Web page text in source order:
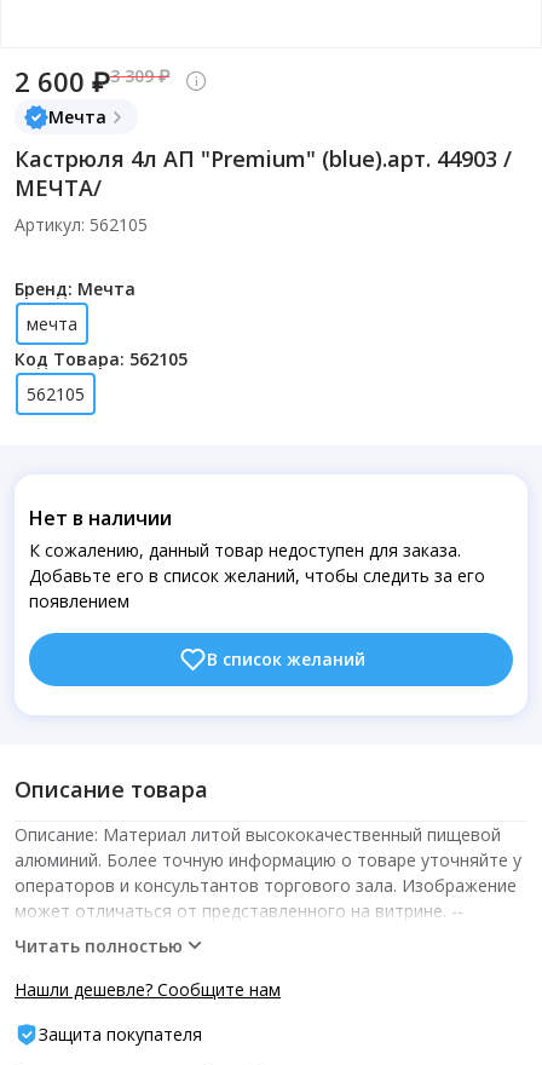
2 600 ₽3 309 ₽
Мечта
Кастрюля 4л АП "Premium" (blue).арт. 44903 /
МЕЧТА/
Артикул: 562105
Бренд: Мечта
мечта
Код Товара: 562105
562105
Нет в наличии
К сожалению, данный товар недоступен для заказа.
Добавьте его в список желаний, чтобы следить за его
появлением
В список желаний
Описание товара
Описание: Материал литой высококачественный пищевой
алюминий. Более точную информацию о товаре уточняйте у
операторов и консультантов торгового зала. Изображение
может отличаться от представленного на витрине.­ --
Характеристики -- ед.изм.: шт шт/уп: 1
Читать полностью
Нашли дешевле? Сообщите нам
Защита покупателя